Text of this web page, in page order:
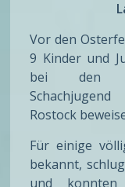
Vor den
9 Kinder und
bei den
Rostock
Für einige
bekannt,
und